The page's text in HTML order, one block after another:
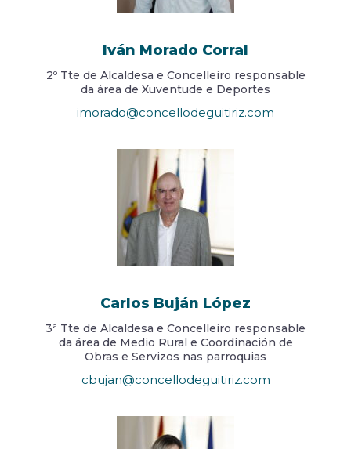
Iván Morado Corral
2º Tte de Alcaldesa e Concelleiro responsable
da área de Xuventude e Deportes
imorado@concellodeguitiriz.com
Carlos Buján López
3ª Tte de Alcaldesa e Concelleiro responsable
da área de Medio Rural e Coordinación de
Obras e Servizos nas parroquias
cbujan@concellodeguitiriz.com